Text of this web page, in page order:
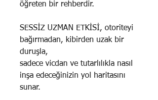
öğreten bir rehberdir.
SESSİZ UZMAN ETKİSİ, otoriteyi
bağırmadan, kibirden uzak bir
duruşla,
sadece vicdan ve tutarlılıkla nasıl
inşa edeceğinizin yol haritasını
sunar.